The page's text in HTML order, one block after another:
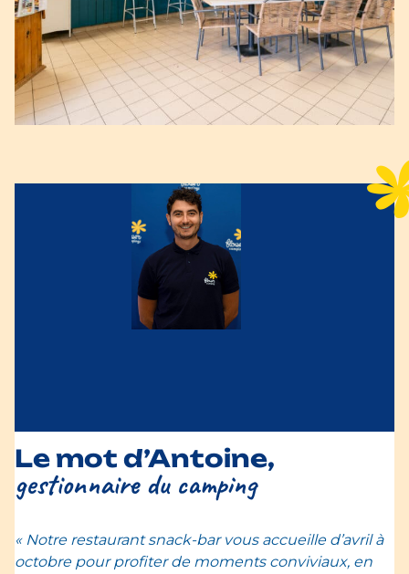
Le mot d’Antoine,
gestionnaire du camping
« Notre restaurant snack-bar vous accueille d’avril à
octobre pour profiter de moments conviviaux, en